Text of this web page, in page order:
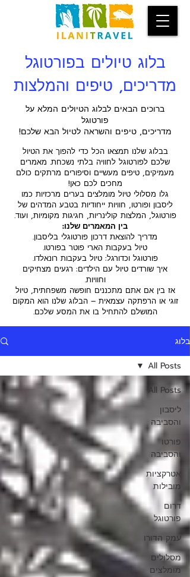
בלוג טיולים בפורטוגל
מדריכים, טיפים והמלצות
ברוכים הבאים לבלוג הטיולים המלא על
פורטוגל
מדריכים, טיפים והשראה לטיול הבא שלכם!
בבלוג שלנו תמצאו הכל כדי להפוך את הטיול
שלכם לפורטוגל לחוויה בלתי נשכחת. מאמרים
מעמיקים, טיפים מעשיים וסיפורים מרתקים כולם
מחכים לכם כאן!
גלו מסלולי טיול מומלצים בערים מרכזיות כמו
ליסבון ופורטו, חוויות ייחודיות בטבע המדהים של
פורטוגל, המלצות קולינריות, חגיגות מקומיות, ועוד.
בין המאמרים שלנו:
מדריך להוצאת דרכון פורטוגלי בליסבון.
טיול בעקבות הארי פוטר בפורטו.
פורטוגל וכדורגל: טיול בעקבות רונאלדו.
איך שורדים טיול עם הילדים: רגעים מצחיקים
וחוויות.
אז בין אם אתם מתכננים חופשה משפחתית, טיול
זוגי או הרפתקה עצמאית – הבלוג שלנו הוא המקום
המושלם להתחיל בו את המסע שלכם.
בלוג
All Posts
ליסבון
והסביבה
פורטו
והסביבה
אטרקציות
מובילות
דרום
פורטוגל
עמק הדורו
מסלולים
מומלצים
All Posts